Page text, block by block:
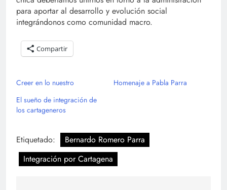
para aportar al desarrollo y evolución social
integrándonos como comunidad macro.
Compartir
Creer en lo nuestro
Homenaje a Pabla Parra
El sueño de integración de
los cartageneros
Etiquetado:
Bernardo Romero Parra
Integración por Cartagena